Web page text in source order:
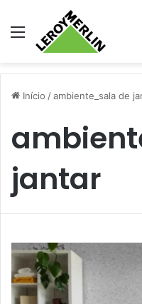
Menu
Início /ambiente_sala de
jantar